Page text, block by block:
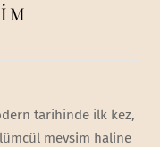
tarihinde ilk kez,
mevsim haline